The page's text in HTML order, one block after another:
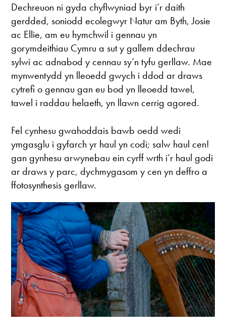
Dechreuon ni gyda chyflwyniad byr i’r daith
gerdded, soniodd ecolegwyr Natur am Byth, Josie
ac Ellie, am eu hymchwil i gennau yn
gorymdeithiau Cymru a sut y gallem ddechrau
sylwi ac adnabod y cennau sy’n tyfu gerllaw. Mae
mynwentydd yn lleoedd gwych i ddod ar draws
cytrefi o gennau gan eu bod yn lleoedd tawel,
tawel i raddau helaeth, yn llawn cerrig agored.
Fel cynhesu gwahoddais bawb oedd wedi
ymgasglu i gyfarch yr haul yn codi; salw haul cen!
gan gynhesu arwynebau ein cyrff wrth i’r haul godi
ar draws y parc, dychmygasom y cen yn deffro a
ffotosynthesis gerllaw.